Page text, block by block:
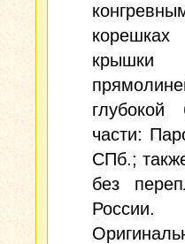
части:
СПб.;
без
России.